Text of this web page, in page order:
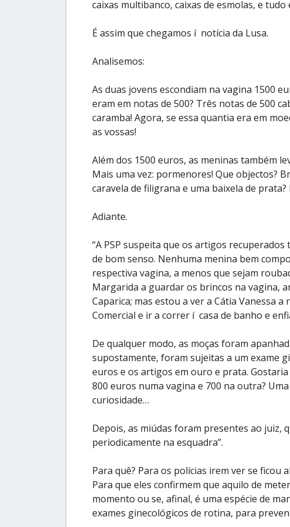
caixas multibanco, caixas de esmolas, e tudo
É assim que chegamos í notícia da Lusa.
Analisemos:
As duas jovens escondiam na vagina 1500
eram em notas de 500? Três notas de 500
caramba! Agora, se essa quantia era em
as vossas!
Além dos 1500 euros, as meninas também
Mais uma vez: pormenores! Que objectos?
caravela de filigrana e uma baixela de
Adiante.
“A PSP suspeita que os artigos
de bom senso. Nenhuma menina bem
respectiva vagina, a menos que sejam
Margarida a guardar os brincos na vagina,
Caparica; mas estou a ver a Cátia Vanessa
Comercial e ir a correr í casa de banho e
De qualquer modo, as moças foram
supostamente, foram sujeitas a um exame
euros e os artigos em ouro e prata.
800 euros numa vagina e 700 na outra?
curiosidade…
Depois, as miúdas foram presentes ao juiz,
periodicamente na esquadra”.
Para quê? Para os polícias irem ver se ficou
Para que eles confirmem que aquilo de
momento ou se, afinal, é uma espécie de
exames ginecológicos de rotina, para